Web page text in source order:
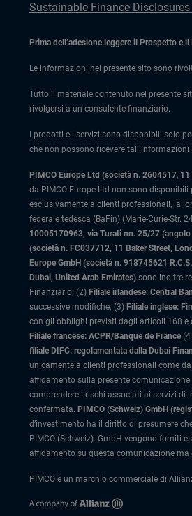
Sustainable Finance
Prima dell’adesione leggere il Prospetto
Le informazioni nel presente sito sono
Tutto il materiale contenuto nel presente
rivolgersi a un consulente finanziario.
I prodotti e i servizi sono disponibili solo
che non possono ricevere tali
PIMCO Europe Ltd (società n. 2604517, 11
da PIMCO Europe Ltd non sono
esclusivamente a clienti professionali, la
federale tedesca (BaFin) (Marie-Curie-Str.
10005170963, via Turati nn. 25/27
(società n. FC037712, 11 Baker Street,
Europe GmbH (società n. 918745621
Dubai, United Arab Emirates) sono inoltre
Finanziario; (2) Filiale irlandese: Central
successive modifiche; (3) Filiale inglese:
con gli obblighi previsti dagli articoli 168 e
Filiale francese: ACPR/Banque de France (4
filiale DIFC: regolamentata dalla Dubai
unicamente a clienti professionali come
affidamento sulla presente
comprendere i rischi associati ai servizi di
confermata. PIMCO (Schweiz) GmbH
d’investimento ha il diritto di presumere
PIMCO (Schweiz). GmbH vengono forniti
affidamento su questa comunicazione
PIMCO è un marchio commerciale di